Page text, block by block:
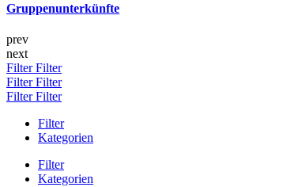
Gruppenunterkünfte
prev
next
FilterFilter
FilterFilter
FilterFilter
Filter
Kategorien
Filter
Kategorien